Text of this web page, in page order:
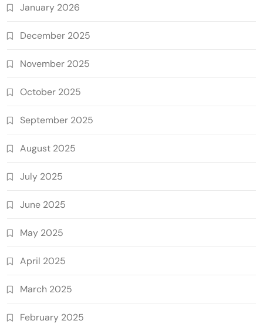
January 2026
December 2025
November 2025
October 2025
September 2025
August 2025
July 2025
June 2025
May 2025
April 2025
March 2025
February 2025